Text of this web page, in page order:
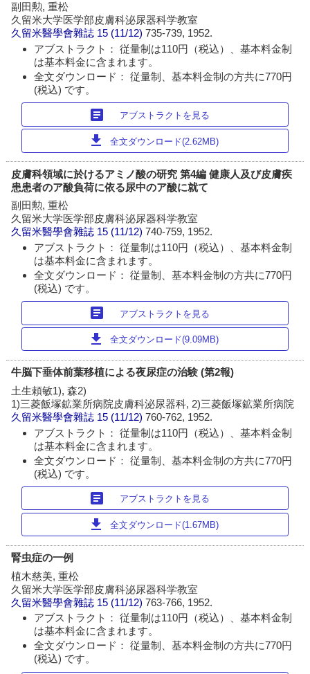
副田勲, 重松
久留米大学医学部皮膚科泌尿器科学教室
久留米醫學會雜誌 15 (11/12)735-739, 1952.
アブストラクト： 従量制は110円（税込）、基本料金制
は基本料金に含まれます。
全文ダウンロード： 従量制、基本料金制の方共に770円
(税込) です。
article アブストラクトを見る
download 全文ダウンロード(2.62MB)
皮膚科領域に於けるアミノ酸の研究 第4編 健康人及び皮膚疾
患患者のア酸負荷に依る尿中のア酸に就て
副田勲, 重松
久留米大学医学部皮膚科泌尿器科学教室
久留米醫學會雜誌 15 (11/12)740-759, 1952.
アブストラクト： 従量制は110円（税込）、基本料金制
は基本料金に含まれます。
全文ダウンロード： 従量制、基本料金制の方共に770円
(税込) です。
article アブストラクトを見る
download 全文ダウンロード(9.09MB)
牛脳下垂体前葉移植による夜尿症の治験 (第2報)
土生頼敏1), 森2)
1)三菱飯塚鉱業所病院皮膚科泌尿器科, 2)三菱飯塚鉱業所病院
久留米醫學會雜誌 15 (11/12)760-762, 1952.
アブストラクト： 従量制は110円（税込）、基本料金制
は基本料金に含まれます。
全文ダウンロード： 従量制、基本料金制の方共に770円
(税込) です。
article アブストラクトを見る
download 全文ダウンロード(1.67MB)
腎虫症の一例
植木慈美, 重松
久留米大学医学部皮膚科泌尿器科学教室
久留米醫學會雜誌 15 (11/12)763-766, 1952.
アブストラクト： 従量制は110円（税込）、基本料金制
は基本料金に含まれます。
全文ダウンロード： 従量制、基本料金制の方共に770円
(税込) です。